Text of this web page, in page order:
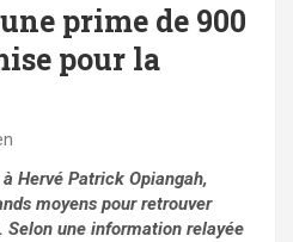
prime de 900
pour la
Hervé Patrick Opiangah,
moyens pour retrouver
Selon une information relayée